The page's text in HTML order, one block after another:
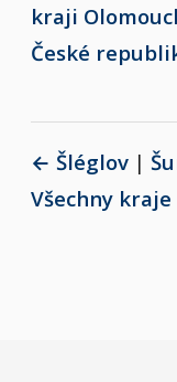
kraji
České
← Šléglov |
Všechny kraje